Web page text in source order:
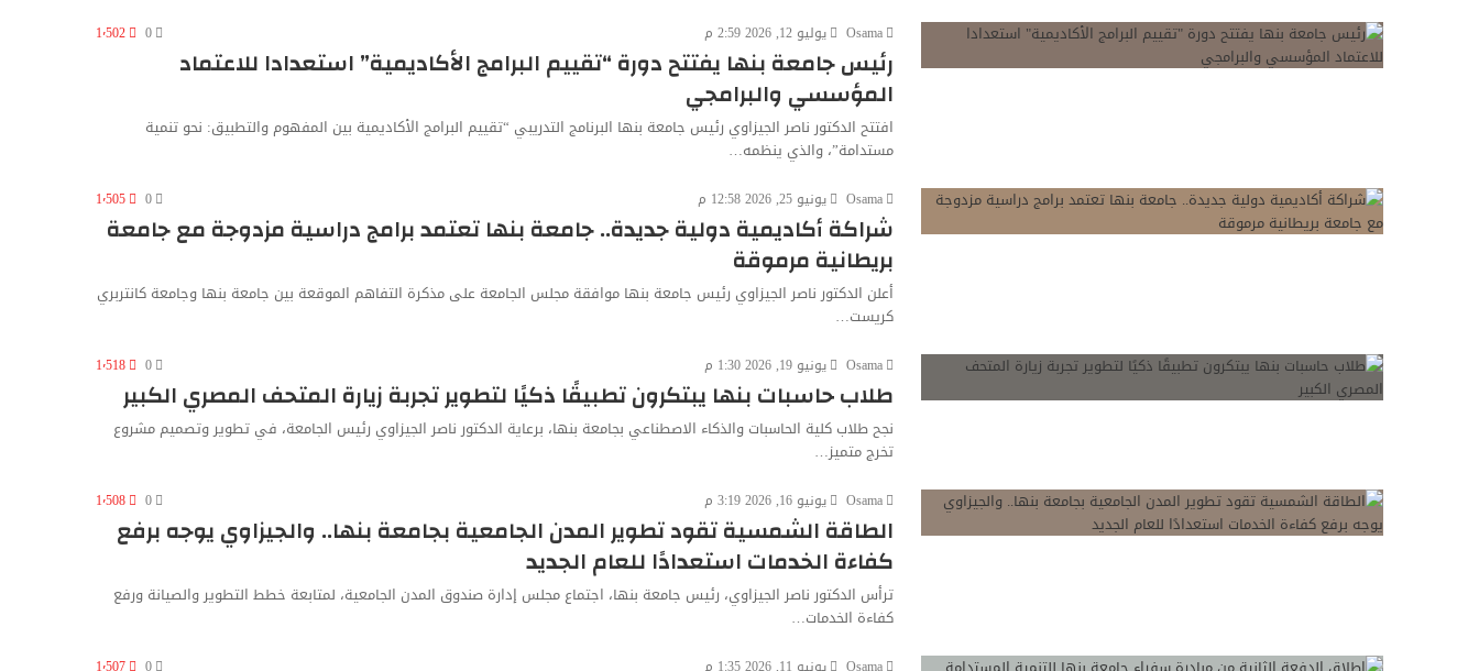
Osama يوليو 12, 2026 2:59 م 0 1٬502
رئيس جامعة بنها يفتتح دورة “تقييم البرامج الأكاديمية” استعدادا للاعتماد
المؤسسي والبرامجي
افتتح الدكتور ناصر الجيزاوي رئيس جامعة بنها البرنامج التدريبي “تقييم البرامج الأكاديمية بين المفهوم والتطبيق: نحو تنمية
مستدامة”، والذي ينظمه…
Osama يونيو 25, 2026 12:58 م 0 1٬505
شراكة أكاديمية دولية جديدة.. جامعة بنها تعتمد برامج دراسية مزدوجة مع جامعة
بريطانية مرموقة
أعلن الدكتور ناصر الجيزاوي رئيس جامعة بنها موافقة مجلس الجامعة على مذكرة التفاهم الموقعة بين جامعة بنها وجامعة كانتربري
كريست…
Osama يونيو 19, 2026 1:30 م 0 1٬518
طلاب حاسبات بنها يبتكرون تطبيقًا ذكيًا لتطوير تجربة زيارة المتحف المصري الكبير
نجح طلاب كلية الحاسبات والذكاء الاصطناعي بجامعة بنها، برعاية الدكتور ناصر الجيزاوي رئيس الجامعة، في تطوير وتصميم مشروع
تخرج متميز…
Osama يونيو 16, 2026 3:19 م 0 1٬508
الطاقة الشمسية تقود تطوير المدن الجامعية بجامعة بنها.. والجيزاوي يوجه برفع
كفاءة الخدمات استعدادًا للعام الجديد
ترأس الدكتور ناصر الجيزاوي، رئيس جامعة بنها، اجتماع مجلس إدارة صندوق المدن الجامعية، لمتابعة خطط التطوير والصيانة ورفع
كفاءة الخدمات…